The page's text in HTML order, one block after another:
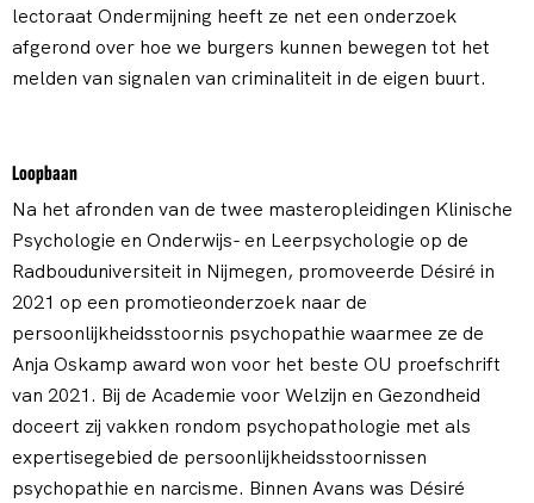
lectoraat Ondermijning heeft ze net een onderzoek
afgerond over hoe we burgers kunnen bewegen tot het
melden van signalen van criminaliteit in de eigen buurt.
Loopbaan
Na het afronden van de twee masteropleidingen Klinische
Psychologie en Onderwijs- en Leerpsychologie op de
Radbouduniversiteit in Nijmegen, promoveerde Désiré in
2021 op een promotieonderzoek naar de
persoonlijkheidsstoornis psychopathie waarmee ze de
Anja Oskamp award won voor het beste OU proefschrift
van 2021. Bij de Academie voor Welzijn en Gezondheid
doceert zij vakken rondom psychopathologie met als
expertisegebied de persoonlijkheidsstoornissen
psychopathie en narcisme. Binnen Avans was Désiré